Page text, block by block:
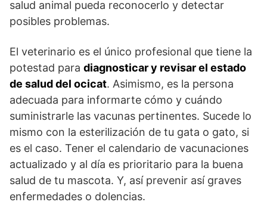
salud animal pueda reconocerlo y detectar
posibles problemas.
El veterinario es el único profesional que tiene la
potestad para diagnosticar y revisar el estado
de salud del ocicat. Asimismo, es la persona
adecuada para informarte cómo y cuándo
suministrarle las vacunas pertinentes. Sucede lo
mismo con la esterilización de tu gata o gato, si
es el caso. Tener el calendario de vacunaciones
actualizado y al día es prioritario para la buena
salud de tu mascota. Y, así prevenir así graves
enfermedades o dolencias.